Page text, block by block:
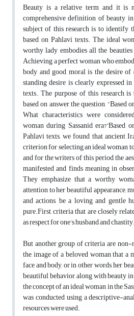
Beauty is a relative term and it is
comprehensive definition of beauty
subject of this research is to identify
based on Pahlavi texts. The ideal
worthy lady embodies all the
Achieving a perfect woman who
body and good moral is the desire
standing desire is clearly expressed
texts. The purpose of this research
based on answer the question, “Based
What characteristics were
woman during Sassanid era?”Based
Pahlavi texts, we found that ancient
criterion for selecting an ideal woman
and for the writers of this period, the
manifested and finds meaning in
They emphasize that a worthy
attention to her beautiful appearance,
and actions, be a loving and gentle
pure.First, criteria that are closely
as respect for one's husband and chastity.
But another group of criteria are
the image of a beloved woman that a
face and body, or in other words, her
beautiful behavior, along with beauty
the concept of an ideal woman in the
was conducted using a descriptive-
resources were used.